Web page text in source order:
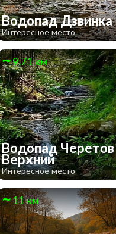
Водопад Дзвинка
Интересное место
9.71 км
Водопад Черетов
Верхний
Интересное место
11 км